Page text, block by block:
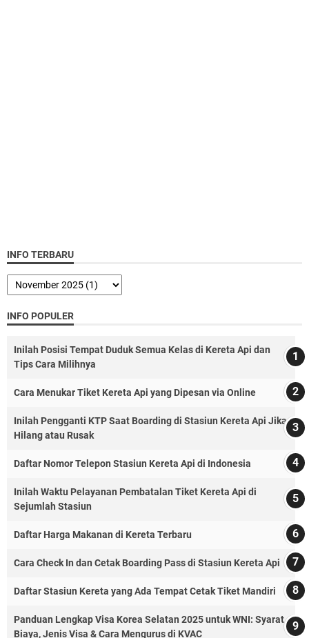
INFO TERBARU
INFO POPULER
Inilah Posisi Tempat Duduk Semua Kelas di Kereta Api dan
Tips Cara Milihnya
Cara Menukar Tiket Kereta Api yang Dipesan via Online
Inilah Pengganti KTP Saat Boarding di Stasiun Kereta Api Jika
Hilang atau Rusak
Daftar Nomor Telepon Stasiun Kereta Api di Indonesia
Inilah Waktu Pelayanan Pembatalan Tiket Kereta Api di
Sejumlah Stasiun
Daftar Harga Makanan di Kereta Terbaru
Cara Check In dan Cetak Boarding Pass di Stasiun Kereta Api
Daftar Stasiun Kereta yang Ada Tempat Cetak Tiket Mandiri
Panduan Lengkap Visa Korea Selatan 2025 untuk WNI: Syarat,
Biaya, Jenis Visa & Cara Mengurus di KVAC